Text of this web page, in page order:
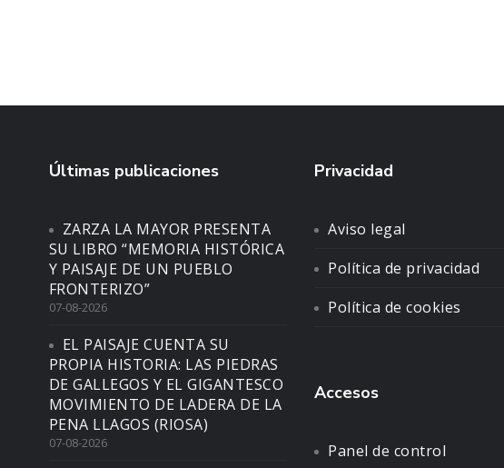
Últimas publicaciones
ZARZA LA MAYOR PRESENTA
SU LIBRO “MEMORIA HISTÓRICA
Y PAISAJE DE UN PUEBLO
FRONTERIZO”
07-08-2026
EL PAISAJE CUENTA SU
PROPIA HISTORIA: LAS PIEDRAS
DE GALLEGOS Y EL GIGANTESCO
MOVIMIENTO DE LADERA DE LA
PENA LLAGOS (RIOSA)
07-08-2026
Privacidad
Aviso legal
Política de privacidad
Política de cookies
Accesos
Panel de control